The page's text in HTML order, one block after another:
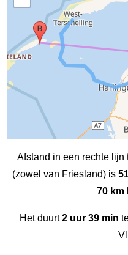
Afstand in een rechte lijn
(zowel van Friesland) is
70 km
Het duurt2 uur 39 min